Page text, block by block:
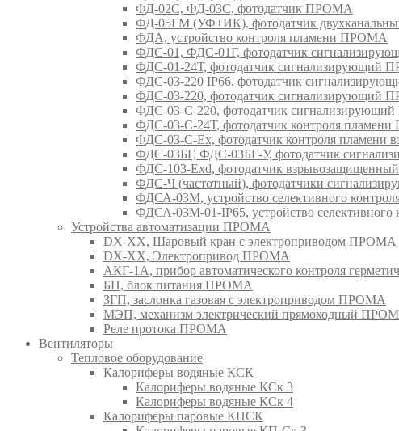
ФД-02С, ФД-03С, фотодатчик ПРОМА
ФД-05ГМ (УФ+ИК), фотодатчик
ФДА, устройство контроля пламени ПРОМА
ФДС-01, ФДС-01Г, фотодатчик
ФДС-01-24Т, фотодатчик сигнализирующий
ФДС-03-220 IP66, фотодатчик
ФДС-03-220, фотодатчик сигнализирующий
ФДС-03-С-220, фотодатчик
ФДС-03-С-24Т, фотодатчик контроля
ФДС-03-С-Ex, фотодатчик контроля
ФДС-03БГ, ФДС-03БГ-У, фотодатчик
ФДС-103-Ехd, фотодатчик
ФДС-Ч (частотный), фотодатчики
ФДСА-03М, устройство селективного
ФДСА-03М-01-IP65, устройство
Устройства автоматизации ПРОМА
DX-XX, Шаровый кран c электроприводом ПРОМА
DX-XX, Электропривод ПРОМА
АКГ-1А, прибор автоматического контроля
БП, блок питания ПРОМА
ЗГП, заслонка газовая с электроприводом ПРОМА
МЭП, механизм электрический прямоходный
Реле протока ПРОМА
Вентиляторы
Тепловое оборудование
Калориферы водяные КСК
Калориферы водяные КСк 3
Калориферы водяные КСк 4
Калориферы паровые КПСК